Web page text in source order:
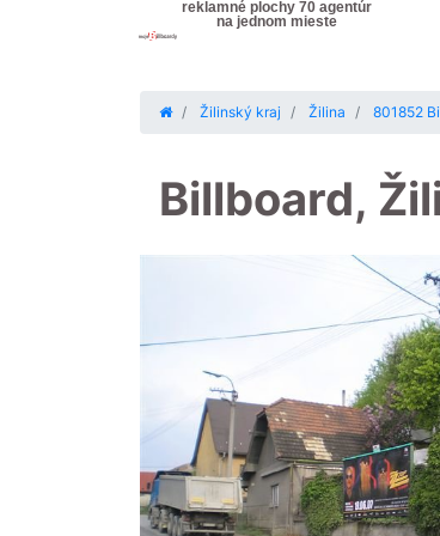
reklamné plochy 70 agentúr
na jednom mieste
Žilinský kraj Žilina 801852
Billboard,